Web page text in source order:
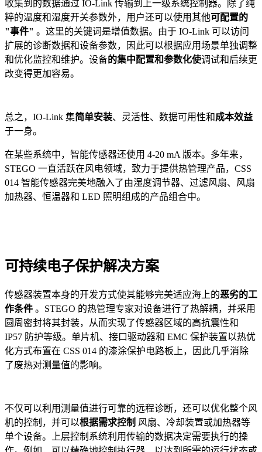
收集到的数据通过 IO-Link 传输到上一级系统控制器。除了纯
粹的温度和湿度开关参数外，用户还可以使用其他可配置的
"事件" 。这里的关键词是增值数据。由于 IO-Link 可以访问
扩展的诊断数据和设备参数，因此可以根据应用场景单独调整
和优化监控和维护。设备的集中配置和参数化使调试和后续更
改变得更加容易。
总之，IO-Link 集简单安装、灵活性、数据可用性和成本效益
于一身。
在某些系统中，智能传感器还使用 4-20 mA 版本。多年来，
STEGO 一直活跃在风电领域，致力于提供热管理产品，CSS
014 智能传感器完美地融入了由湿度调节器、过滤风扇、风扇
加热器、恒温器和 LED 照明组成的产品组合中。
可持续电子保护解决方案
传感器装置本身的开发方式使其能够完美适应海上的恶劣的工
作条件 。STEGO 的热管理专家对设备进行了热解耦，并采用
圆周密封将其封装，从而实现了传感器区域的高抗震性和
IP57 防护等级。单片机、接口驱动器和 EMC 保护装置以热优
化方式布置在 CSS 014 的漆涂保护电路板上，因此几乎消除
了废热对测量值的影响。
不仅可以利用测量值进行可靠的远程诊断，还可以优化整个风
机的控制，并可以根据需求控制 风扇、冷却装置或加热器等
单个设备。上层控制系统利用传输的数据决定需要执行的操